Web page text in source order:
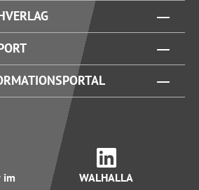
im
WALHALLA